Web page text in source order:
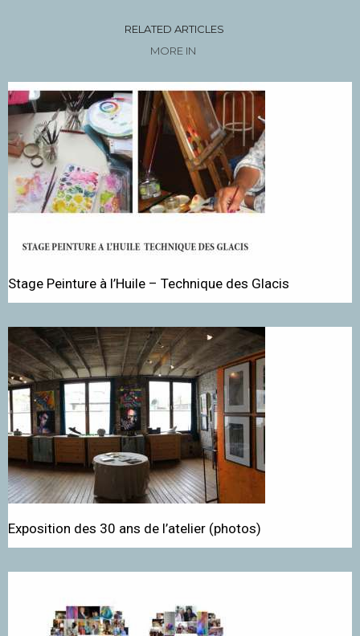
RELATED ARTICLES
MORE IN
Stage Peinture à l’Huile – Technique des Glacis
Exposition des 30 ans de l’atelier (photos)